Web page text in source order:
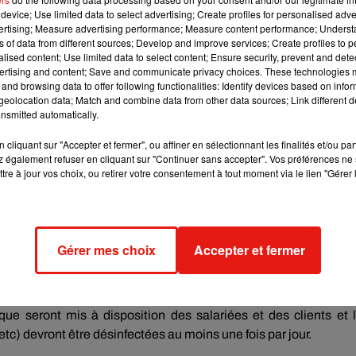
dans les vestiaires et les locaux.
vont également être mises en place. La FNCF
les bornes ou au comptoir. Le port du masque ne sera
dans le hall et les espaces de circulation, comme
et à fluidifier la circulation afin d’éviter les croisements
distanciation d’un mètre entre chaque personne.
de «limiter l’occupation de chaque salle à 50 % de
de chaque spectateur
», sauf pour les personnes
de prévention seront diffusés sur l’écran avant chaque
aux abords de deux salles voisines.
seront mis à disposition des salariées et des clients et
devront être désinfectées au moins une fois par jour.
Use limited data to select advertising; Create profiles for personalised
Measure advertising performance; Measure content performance;
of data from different sources; Develop and improve services; Create profiles to
content; Use limited data to select content; Ensure security, prevent and
and content; Save and communicate privacy choices. These technologies
browsing data to offer following functionalities: Identify devices based on
data; Match and combine data from other data sources; Link different
automatically.
cliquant sur "Accepter et fermer", ou affiner en sélectionnant les finalités et/ou
également refuser en cliquant sur "Continuer sans accepter". Vos préférences
à jour vos choix, ou retirer votre consentement à tout moment via le lien
Gérer mes choix Accepter et fermer